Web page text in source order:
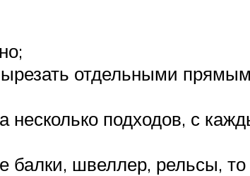
отдельными
несколько подходов, с
балки, швеллер, рельсы,